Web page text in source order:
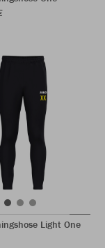
Light One